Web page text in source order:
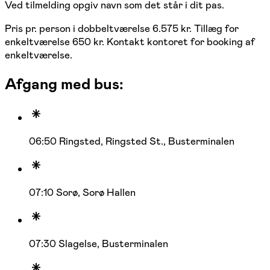
Ved tilmelding opgiv navn som det står i dit pas.
Pris pr. person i dobbeltværelse 6.575 kr. Tillæg for
enkeltværelse 650 kr. Kontakt kontoret for booking af
enkeltværelse.
Afgang med bus:
06:50 Ringsted, Ringsted St., Busterminalen
07:10 Sorø, Sorø Hallen
07:30 Slagelse, Busterminalen